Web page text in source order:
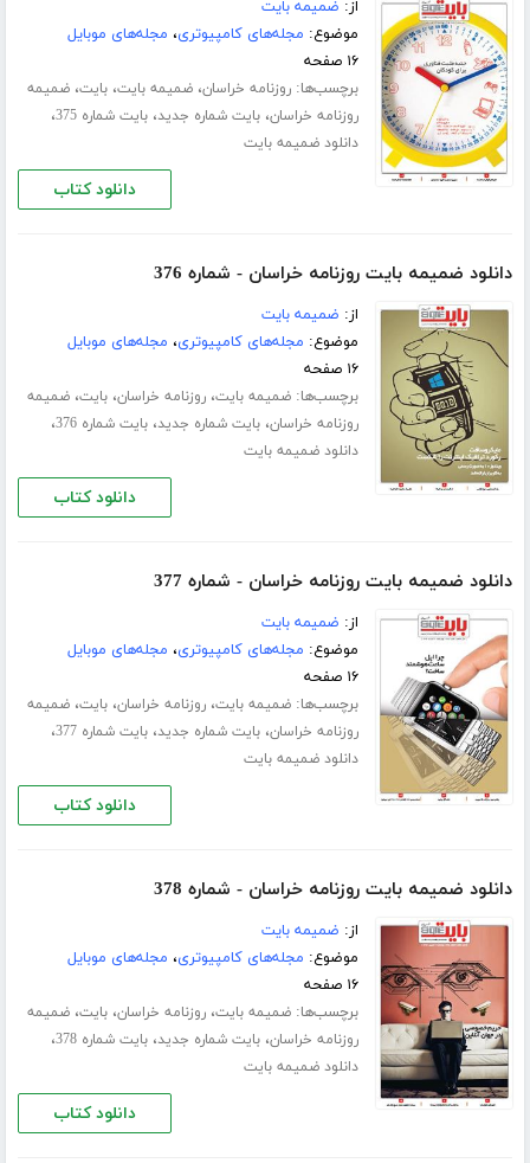
از: ضمیمه بایت
موضوع: مجله‌های کامپیوتری، مجله‌های موبایل
۱۶ صفحه
برچسب‌ها:روزنامه خراسان،ضمیمه بایت،بایت،ضمیمه
روزنامه خراسان،بایت شماره جدید،بایت شماره 375 ،
دانلود ضمیمه بایت
دانلود کتاب
دانلود ضمیمه بایت روزنامه خراسان - شماره 376
از: ضمیمه بایت
موضوع: مجله‌های کامپیوتری، مجله‌های موبایل
۱۶ صفحه
برچسب‌ها:ضمیمه بایت،روزنامه خراسان،بایت،ضمیمه
روزنامه خراسان،بایت شماره جدید،بایت شماره 376 ،
دانلود ضمیمه بایت
دانلود کتاب
دانلود ضمیمه بایت روزنامه خراسان - شماره 377
از: ضمیمه بایت
موضوع: مجله‌های کامپیوتری، مجله‌های موبایل
۱۶ صفحه
برچسب‌ها:ضمیمه بایت،روزنامه خراسان،بایت،ضمیمه
روزنامه خراسان،بایت شماره جدید،بایت شماره 377 ،
دانلود ضمیمه بایت
دانلود کتاب
دانلود ضمیمه بایت روزنامه خراسان - شماره 378
از: ضمیمه بایت
موضوع: مجله‌های کامپیوتری، مجله‌های موبایل
۱۶ صفحه
برچسب‌ها:ضمیمه بایت،روزنامه خراسان،بایت،ضمیمه
روزنامه خراسان،بایت شماره جدید،بایت شماره 378 ،
دانلود ضمیمه بایت
دانلود کتاب